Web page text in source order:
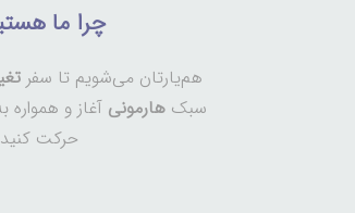
چرا ما
هم‌یارتان می‌شویم تا سفر
سبک هارمونی آغاز و همواره
حرکت